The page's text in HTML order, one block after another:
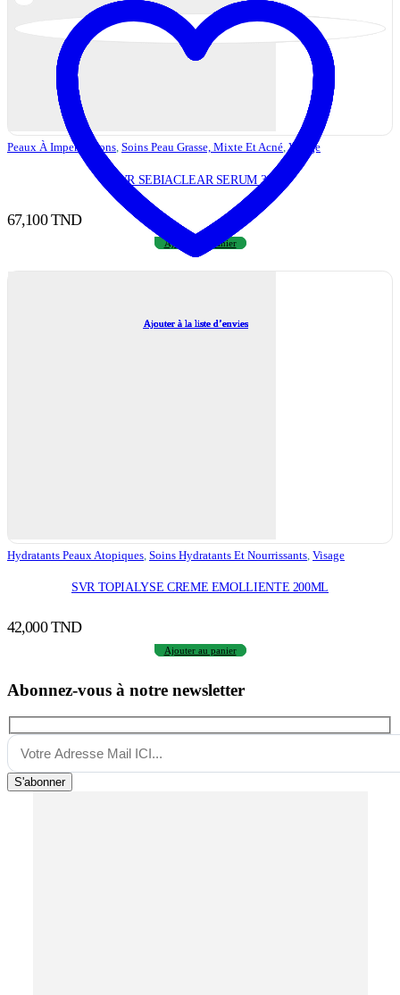
Ajouter à la liste d’envies
Ajouter à la liste d’envies
Ajouter à la liste d’envies
Ajouter à la liste d’envies
Peaux À Imperfections, Soins Peau Grasse, Mixte Et Acné,Visage
SVR SEBIACLEAR SERUM 30 ml
67,100TND
Ajouter au panier
Ajouter à la liste d’envies
Hydratants Peaux Atopiques Soins Hydratants Et Nourrissants Visage
SVR TOPIALYSE CREME EMOLLIENTE 200ML
42,000TND
Ajouter au panier
Abonnez-vous à notre newsletter
S'abonner